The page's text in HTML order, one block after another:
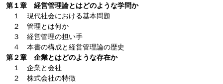
第１章 経営管理論とはどのような学問か
１ 現代社会における基本問題
２ 管理とは何か
３ 経営管理の担い手
４ 本書の構成と経営管理論の歴史
第２章 企業とはどのような存在か
１ 企業と会社
２ 株式会社の特徴